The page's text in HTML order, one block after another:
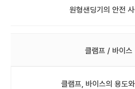
원형샌딩기의 안전
클램프 / 바이스
클램프, 바이스의 용도